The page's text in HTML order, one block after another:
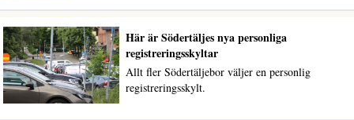
Här är Södertäljes nya personliga
registreringsskyltar
Allt fler Södertäljebor väljer en personlig
registreringsskylt.